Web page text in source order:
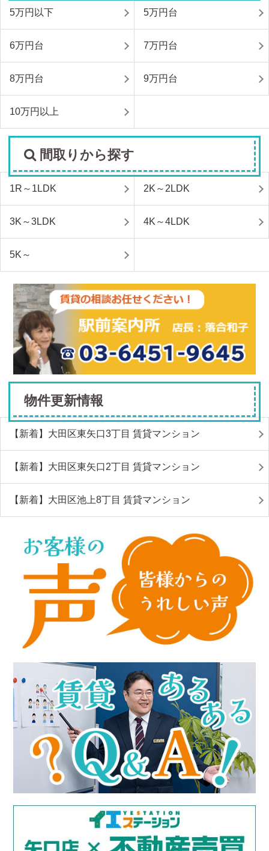
5万円以下 5万円台
6万円台 7万円台
8万円台 9万円台
10万円以上
間取りから探す
1R～1LDK 2K～2LDK
3K～3LDK 4K～4LDK
5K～
物件更新情報
【新着】大田区東矢口3丁目 賃貸マンション
【新着】大田区東矢口2丁目 賃貸マンション
【新着】大田区池上8丁目 賃貸マンション